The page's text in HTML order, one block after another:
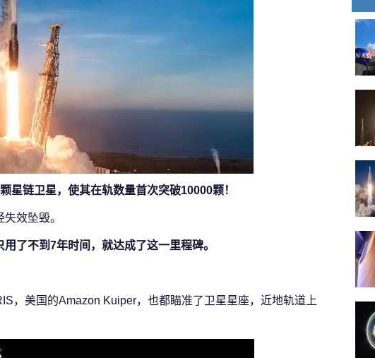
星链卫星，使其在轨数量首次突破10000颗！
效坠毁。
了不到7年时间，就达成了这一里程碑。
，美国的Amazon Kuiper，也都瞄准了卫星星座，近地轨道上